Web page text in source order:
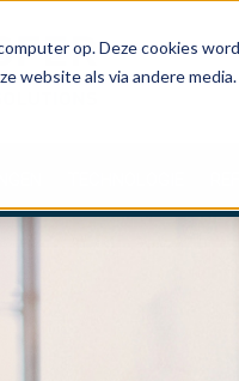
op. Deze cookies
website als via andere